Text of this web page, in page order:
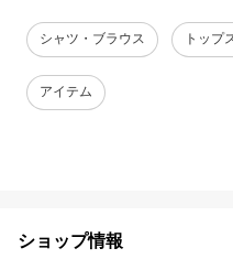
シャツ・ブラウス トップ
アイテム
ショップ情報